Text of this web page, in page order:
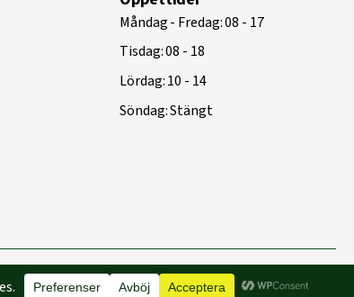
Måndag - Fredag: 08 - 17
Tisdag: 08 - 18
Lördag: 10 - 14
Söndag: Stängt
Byggd med♥avCapace Media | Webbyrå Malmö